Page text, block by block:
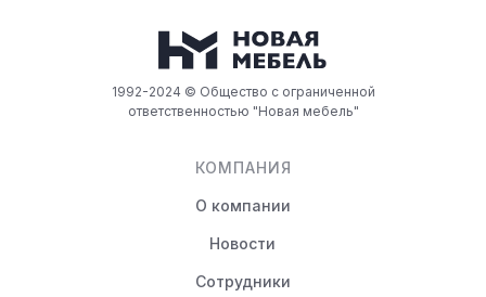
КОМПАНИЯ
О компании
Новости
Сотрудники
1992-2024 © Общество с ограниченной
ответственностью "Новая мебель"